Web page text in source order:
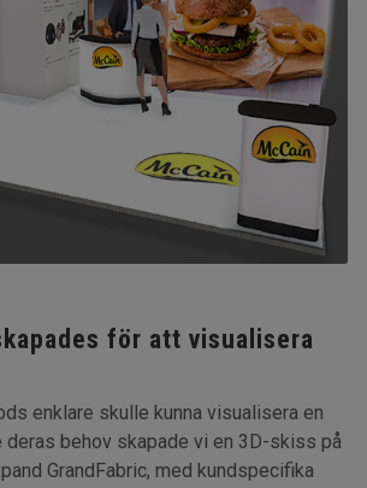
för att visualisera
enklare skulle kunna visualisera en
behov skapade vi en 3D-skiss på
GrandFabric, med kundspecifika